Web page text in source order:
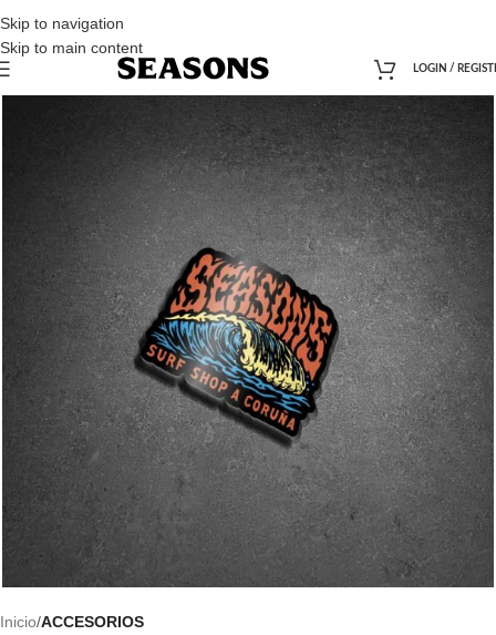
Skip to navigation
Skip to main content
LOGIN /
Inicio ACCESORIOS